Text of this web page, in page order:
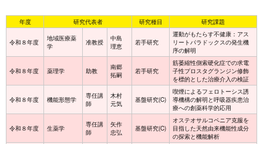
年度 研究代表者 研究種目 研究課題
令和８年度
地域医療薬
学
准教授
中島
理恵
若手研究
運動がもたらす不健康：アス
リートパラドックスの発生機
序の解明
令和８年度 薬理学 助教
南郷
拓嗣
若手研究
筋萎縮性側索硬化症での求電
子性プロスタグランジン修飾
を標的とした治療介入の検証
令和８年度 機能形態学
専任講
師
木村
元気
基盤研究(C)
喫煙によるフェロトーシス誘
導機構の解明と呼吸器疾患治
療への創薬科学的応用
令和８年度 生薬学
専任講
師
矢作
忠弘
基盤研究(C)
オステオサルコペニア克服を
目指した天然由来機能性成分
の探索と機能解析